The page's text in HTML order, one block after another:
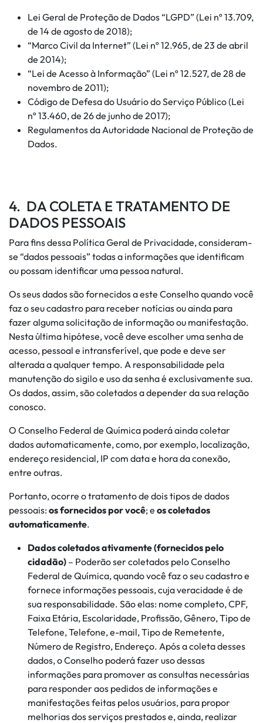
Lei Geral de Proteção de Dados “LGPD” (Lei nº 13.709,
de 14 de agosto de 2018);
“Marco Civil da Internet” (Lei nº 12.965, de 23 de abril
de 2014);
“Lei de Acesso à Informação” (Lei nº 12.527, de 28 de
novembro de 2011);
Código de Defesa do Usuário do Serviço Público (Lei
nº 13.460, de 26 de junho de 2017);
Regulamentos da Autoridade Nacional de Proteção de
Dados.
4. DA COLETA E TRATAMENTO DE
DADOS PESSOAIS
Para fins dessa Política Geral de Privacidade, consideram-
se “dados pessoais” todas a informações que identificam
ou possam identificar uma pessoa natural.
Os seus dados são fornecidos a este Conselho quando você
faz o seu cadastro para receber notícias ou ainda para
fazer alguma solicitação de informação ou manifestação.
Nesta última hipótese, você deve escolher uma senha de
acesso, pessoal e intransferível, que pode e deve ser
alterada a qualquer tempo. A responsabilidade pela
manutenção do sigilo e uso da senha é exclusivamente sua.
Os dados, assim, são coletados a depender da sua relação
conosco.
O Conselho Federal de Química poderá ainda coletar
dados automaticamente, como, por exemplo, localização,
endereço residencial, IP com data e hora da conexão,
entre outras.
Portanto, ocorre o tratamento de dois tipos de dados
pessoais: os fornecidos por você; e os coletados
automaticamente.
Dados coletados ativamente (fornecidos pelo
cidadão) – Poderão ser coletados pelo Conselho
Federal de Química, quando você faz o seu cadastro e
fornece informações pessoais, cuja veracidade é de
sua responsabilidade. São elas: nome completo, CPF,
Faixa Etária, Escolaridade, Profissão, Gênero, Tipo de
Telefone, Telefone, e-mail, Tipo de Remetente,
Número de Registro, Endereço. Após a coleta desses
dados, o Conselho poderá fazer uso dessas
informações para promover as consultas necessárias
para responder aos pedidos de informações e
manifestações feitas pelos usuários, para propor
melhorias dos serviços prestados e, ainda, realizar